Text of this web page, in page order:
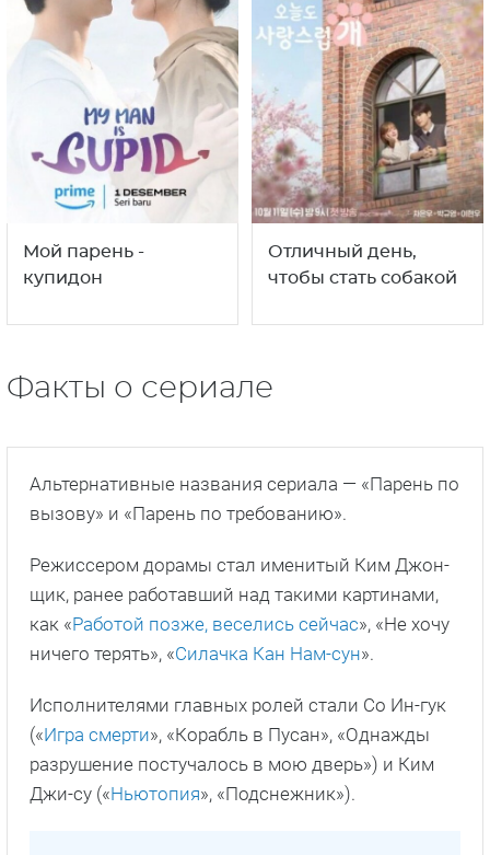
Мой парень -
купидон
Отличный день,
чтобы стать собакой
Факты о сериале
Альтернативные названия сериала — «Парень по
вызову» и «Парень по требованию».
Режиссером дорамы стал именитый Ким Джон-
щик, ранее работавший над такими картинами,
как «Работой позже, веселись сейчас», «Не хочу
ничего терять», «Силачка Кан Нам-сун».
Исполнителями главных ролей стали Со Ин-гук
(«Игра смерти», «Корабль в Пусан», «Однажды
разрушение постучалось в мою дверь») и Ким
Джи-су («Ньютопия», «Подснежник»).